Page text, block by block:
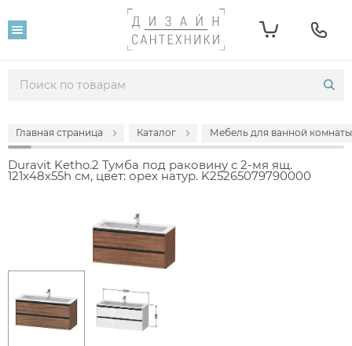
Главная страница Каталог Мебель для ванной комнаты
Duravit Ketho.2 Тумба под раковину с 2-мя ящ.
121x48x55h см, цвет: орех натур. K25265079790000